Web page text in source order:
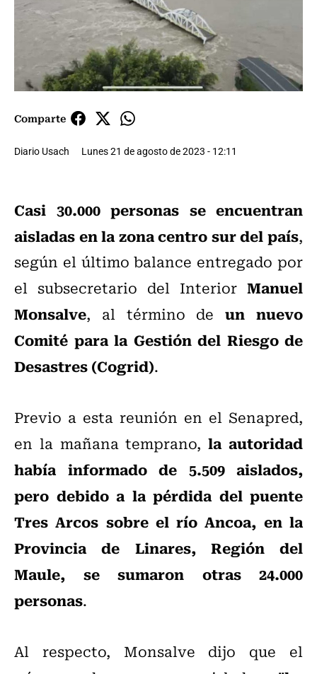
Comparte
Diario Usach Lunes 21 de agosto de 2023 - 12:11
Casi 30.000 personas se encuentran
aisladas en la zona centro sur del país,
según el último balance entregado por
el subsecretario del Interior Manuel
Monsalve, al término deun nuevo
Comité para la Gestión del Riesgo de
Desastres (Cogrid).
Previo a esta reunión en el Senapred,
en la mañana temprano,la autoridad
había informado de 5.509 aislados,
pero debido a la pérdida del puente
Tres Arcos sobre el río Ancoa, en la
Provincia de Linares, Región del
Maule, se sumaron otras 24.000
personas.
Al respecto, Monsalve dijo que el